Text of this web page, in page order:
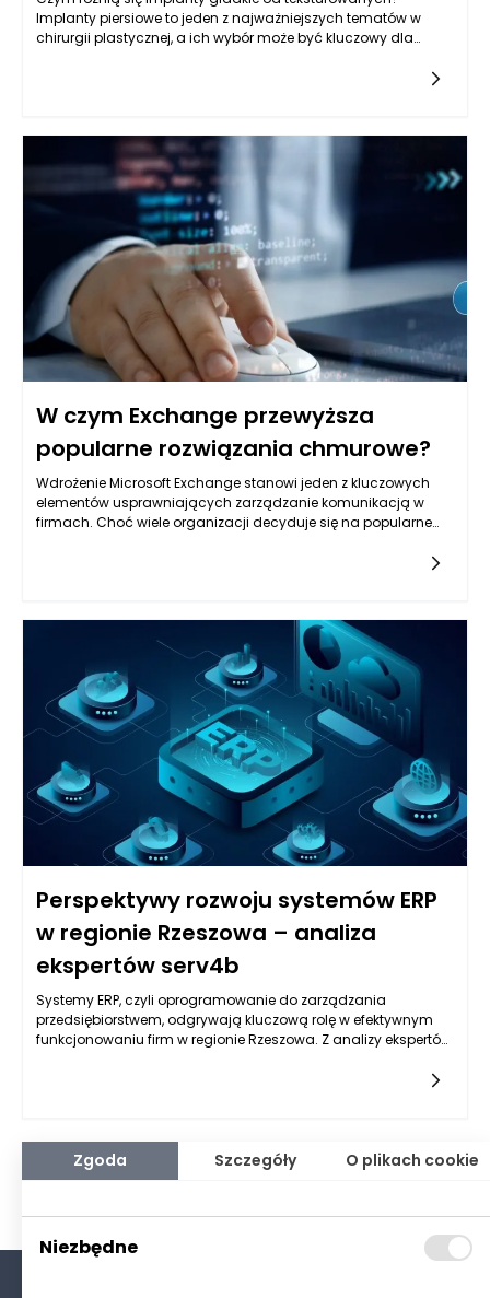
Implanty piersiowe to jeden z najważniejszych tematów w
chirurgii plastycznej, a ich wybór może być kluczowy dla
W czym Exchange przewyższa
popularne rozwiązania chmurowe?
Wdrożenie Microsoft Exchange stanowi jeden z kluczowych
elementów usprawniających zarządzanie komunikacją w
firmach. Choć wiele organizacji decyduje się na popularne
danych, w tym szyfrowanie end-to-end, które jest na rękę
przedsiębiorstwom z branż wymagających szczególnej
dbałości o poufność informacji. Chmurowe rozwiązania,
mimo wielu ułatwień, mogą nie zapewniać takiego poziomu
bezpieczeństwa, co Exchange, co czyni go lepszym wyborem
dla firm przetwarzających wrażliwe dane.
Perspektywy rozwoju systemów ERP
w regionie Rzeszowa – analiza
ekspertów serv4b
Systemy ERP, czyli oprogramowanie do zarządzania
przedsiębiorstwem, odgrywają kluczową rolę w efektywnym
funkcjonowaniu firm w regionie Rzeszowa. Z analizy ekspertów
tych systemów, który jest napędzany przez kilka kluczowych
przedsiębiorstwa coraz chętniej inwestują w nowoczesne
rozwiązania. W szczególności małe i średnie firmy
dostrzegają korzyści płynące z automatyzacji procesów, co
Zgoda Szczegóły O plikach cookie
Niezbędne